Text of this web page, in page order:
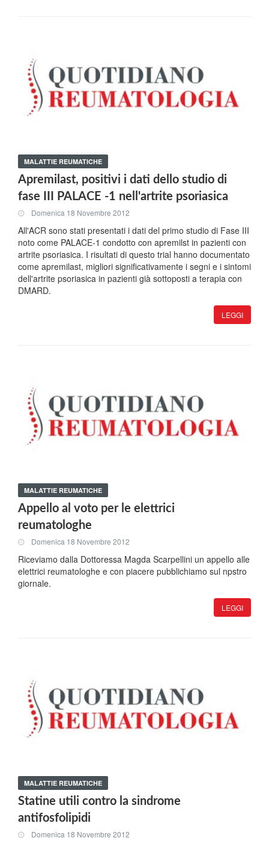
MALATTIE REUMATICHE
Apremilast, positivi i dati dello studio di
fase III PALACE -1 nell'artrite psoriasica
Domenica 18 Novembre 2012
All'ACR sono stati presentati i dati del primo studio di Fase III
noto come PALACE-1 condotto con apremilst in pazienti con
artrite psoriasica. I risultati di questo trial hanno documentato
come apremilast, migliori significativamente i segni e i sintomi
dell'artrite psoriasica in pazienti già sottoposti a terapia con
DMARD.
LEGGI
MALATTIE REUMATICHE
Appello al voto per le elettrici
reumatologhe
Domenica 18 Novembre 2012
Riceviamo dalla Dottoressa Magda Scarpellini un appello alle
elettrici reumatologhe e con piacere pubblichiamo sul npstro
giornale.
LEGGI
MALATTIE REUMATICHE
Statine utili contro la sindrome
antifosfolipidi
Domenica 18 Novembre 2012